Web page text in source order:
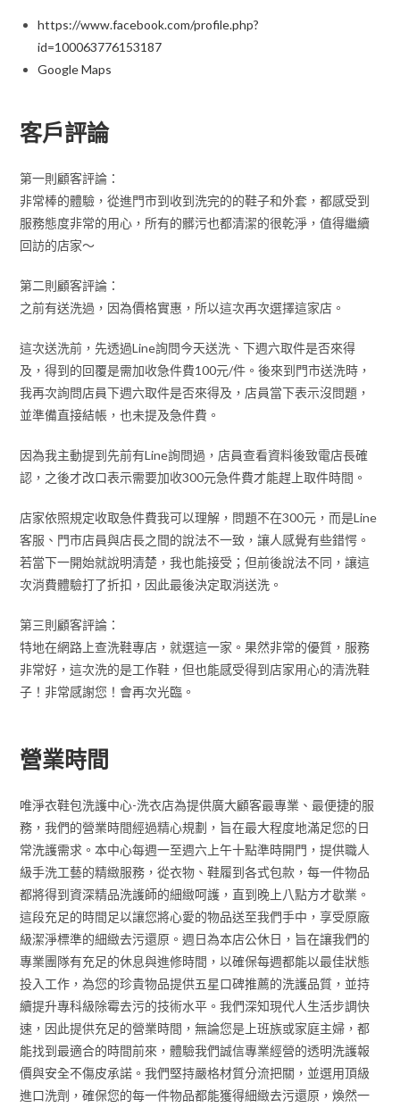
https://www.facebook.com/profile.php?
id=100063776153187
Google Maps
客戶評論
第一則顧客評論：
非常棒的體驗，從進門市到收到洗完的的鞋子和外套，都感受到
服務態度非常的用心，所有的髒污也都清潔的很乾淨，值得繼續
回訪的店家～
第二則顧客評論：
之前有送洗過，因為價格實惠，所以這次再次選擇這家店。
這次送洗前，先透過Line詢問今天送洗、下週六取件是否來得
及，得到的回覆是需加收急件費100元/件。後來到門市送洗時，
我再次詢問店員下週六取件是否來得及，店員當下表示沒問題，
並準備直接結帳，也未提及急件費。
因為我主動提到先前有Line詢問過，店員查看資料後致電店長確
認，之後才改口表示需要加收300元急件費才能趕上取件時間。
店家依照規定收取急件費我可以理解，問題不在300元，而是Line
客服、門市店員與店長之間的說法不一致，讓人感覺有些錯愕。
若當下一開始就說明清楚，我也能接受；但前後說法不同，讓這
次消費體驗打了折扣，因此最後決定取消送洗。
第三則顧客評論：
特地在網路上查洗鞋專店，就選這一家。果然非常的優質，服務
非常好，這次洗的是工作鞋，但也能感受得到店家用心的清洗鞋
子！非常感謝您！會再次光臨。
營業時間
唯淨衣鞋包洗護中心-洗衣店為提供廣大顧客最專業、最便捷的服
務，我們的營業時間經過精心規劃，旨在最大程度地滿足您的日
常洗護需求。本中心每週一至週六上午十點準時開門，提供職人
級手洗工藝的精緻服務，從衣物、鞋履到各式包款，每一件物品
都將得到資深精品洗護師的細緻呵護，直到晚上八點方才歇業。
這段充足的時間足以讓您將心愛的物品送至我們手中，享受原廠
級潔淨標準的細緻去污還原。週日為本店公休日，旨在讓我們的
專業團隊有充足的休息與進修時間，以確保每週都能以最佳狀態
投入工作，為您的珍貴物品提供五星口碑推薦的洗護品質，並持
續提升專科級除霉去污的技術水平。我們深知現代人生活步調快
速，因此提供充足的營業時間，無論您是上班族或家庭主婦，都
能找到最適合的時間前來，體驗我們誠信專業經營的透明洗護報
價與安全不傷皮承諾。我們堅持嚴格材質分流把關，並選用頂級
進口洗劑，確保您的每一件物品都能獲得細緻去污還原，煥然一